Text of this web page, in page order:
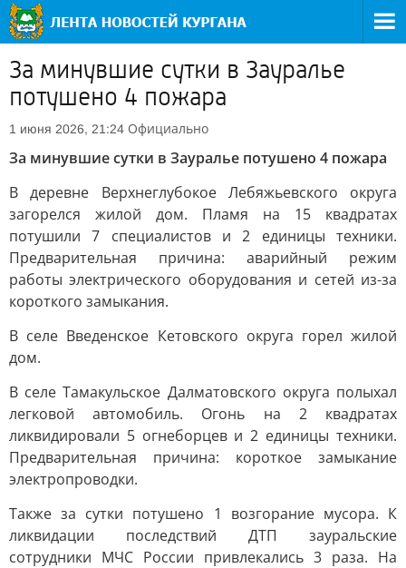
За минувшие сутки в Зауралье
потушено 4 пожара
1 июня 2026, 21:24 Официально
За минувшие сутки в Зауралье потушено 4 пожара
В деревне Верхнеглубокое Лебяжьевского округа
загорелся жилой дом. Пламя на 15 квадратах
потушили 7 специалистов и 2 единицы техники.
Предварительная причина: аварийный режим
работы электрического оборудования и сетей из-за
короткого замыкания.
В селе Введенское Кетовского округа горел жилой
дом.
В селе Тамакульское Далматовского округа полыхал
легковой автомобиль. Огонь на 2 квадратах
ликвидировали 5 огнеборцев и 2 единицы техники.
Предварительная причина: короткое замыкание
электропроводки.
Также за сутки потушено 1 возгорание мусора. К
ликвидации последствий ДТП зауральские
сотрудники МЧС России привлекались 3 раза. На